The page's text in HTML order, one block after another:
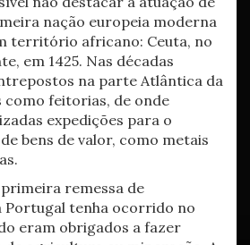
nação europeia moderna
território africano: Ceuta, no
em 1425. Nas décadas
na parte Atlântica da
como feitorias, de onde
expedições para o
bens de valor, como metais
remessa de
Portugal tenha ocorrido no
eram obrigados a fazer